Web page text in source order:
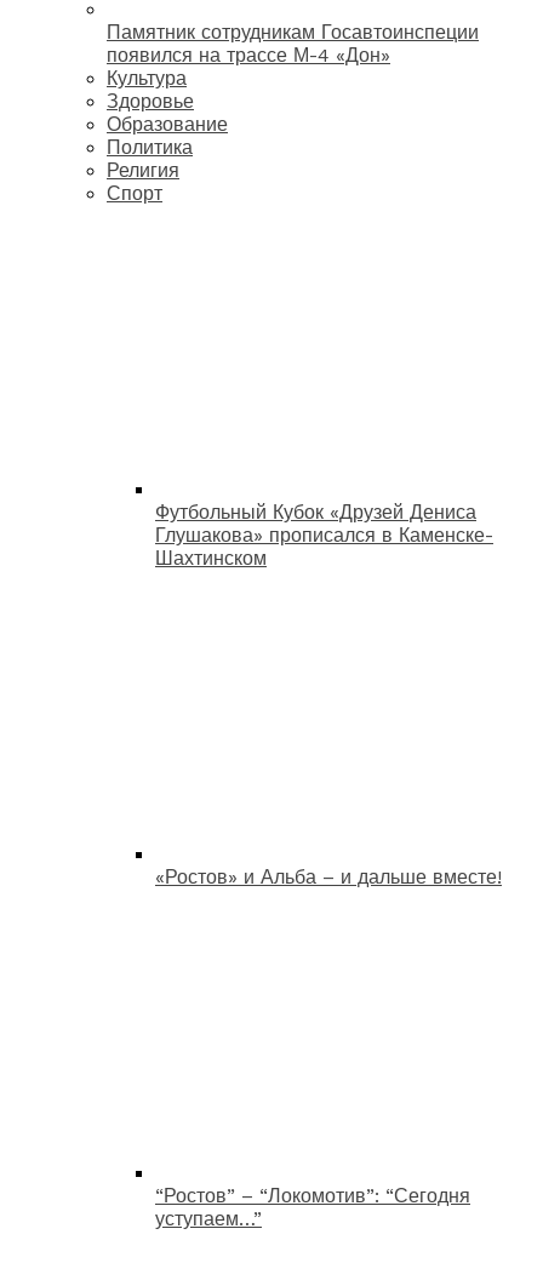
Памятник сотрудникам Госавтоинспеции
появился на трассе М-4 «Дон»
Культура
Здоровье
Образование
Политика
Религия
Спорт
Футбольный Кубок «Друзей Дениса
Глушакова» прописался в Каменске-
Шахтинском
«Ростов» и Альба – и дальше вместе!
“Ростов” – “Локомотив”: “Сегодня
уступаем…”